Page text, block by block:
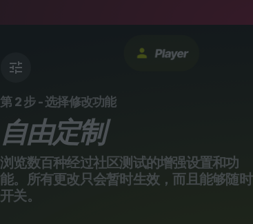
第 2 步 - 选择修改功能
自由定制
浏览数百种经过社区测试的增强设置和功
能。所有更改只会暂时生效，而且能够随时
开关。